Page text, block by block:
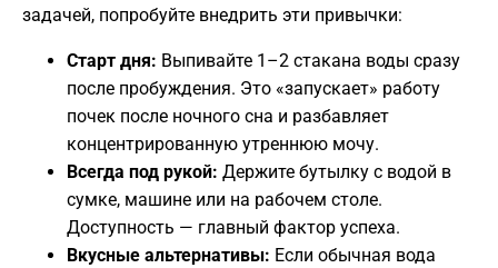
задачей, попробуйте внедрить эти привычки:
Старт дня: Выпивайте 1–2 стакана воды сразу
после пробуждения. Это «запускает» работу
почек после ночного сна и разбавляет
концентрированную утреннюю мочу.
Всегда под рукой: Держите бутылку с водой в
сумке, машине или на рабочем столе.
Доступность — главный фактор успеха.
Вкусные альтернативы: Если обычная вода